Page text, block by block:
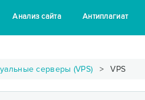
Анализ сайта Антиплагиат
серверы (VPS) VPS